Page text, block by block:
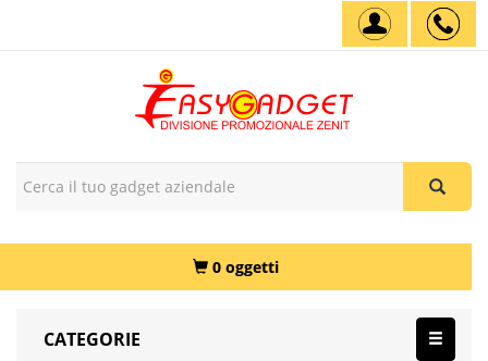
0 oggetti
CATEGORIE